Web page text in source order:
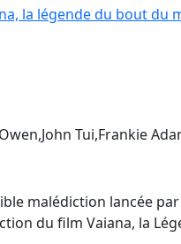
la légende du bout du
Tui,Frankie
malédiction lancée
du film Vaiana, la